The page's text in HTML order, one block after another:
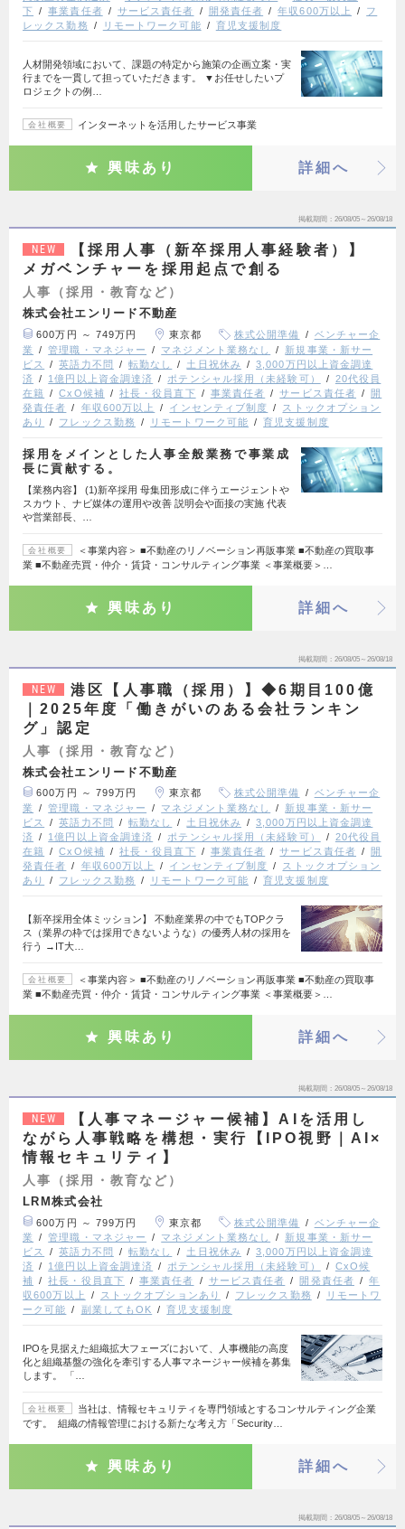
下
事業責任者 サービス責任者 開発責任者 年収600万以上
フ
レックス勤務
リモートワーク可能 育児支援制度
人材開発領域において、課題の特定から施策の企画立案・実
行までを一貫して担っていただきます。 ▼お任せしたいプ
ロジェクトの例…
会社概要 インターネットを活用したサービス事業
興味あり 詳細へ
掲載期間 26/08/05～26/08/18
NEW
【採用人事（新卒採用人事経験者）】
メガベンチャーを採用起点で創る
人事（採用・教育など）
株式会社エンリード不動産
600万円 ～ 749万円 東京都 株式公開準備
ベンチャー企
業
管理職・マネジャー マネジメント業務なし
新規事業・新サー
ビス
英語力不問 転勤なし 土日祝休み
3,000万円以上資金調達
済
1億円以上資金調達済 ポテンシャル採用（未経験可）
20代役員
在籍
CxO候補 社長・役員直下 事業責任者 サービス責任者
開
発責任者
年収600万以上 インセンティブ制度
ストックオプション
あり
フレックス勤務 リモートワーク可能 育児支援制度
採用をメインとした人事全般業務で事業成
長に貢献する。
【業務内容】 (1)新卒採用 母集団形成に伴うエージェントや
スカウト、ナビ媒体の運用や改善 説明会や面接の実施 代表
や営業部長、…
会社概要
＜事業内容＞ ■不動産のリノベーション再販事業 ■不動産の買取事
業 ■不動産売買・仲介・賃貸・コンサルティング事業 ＜事業概要＞…
興味あり 詳細へ
掲載期間 26/08/05～26/08/18
NEW
港区【人事職（採用）】◆6期目100億
｜2025年度「働きがいのある会社ランキン
グ」認定
人事（採用・教育など）
株式会社エンリード不動産
600万円 ～ 799万円 東京都 株式公開準備
ベンチャー企
業
管理職・マネジャー マネジメント業務なし
新規事業・新サー
ビス
英語力不問 転勤なし 土日祝休み
3,000万円以上資金調達
済
1億円以上資金調達済 ポテンシャル採用（未経験可）
20代役員
在籍
CxO候補 社長・役員直下 事業責任者 サービス責任者
開
発責任者
年収600万以上 インセンティブ制度
ストックオプション
あり
フレックス勤務 リモートワーク可能 育児支援制度
【新卒採用全体ミッション】 不動産業界の中でもTOPクラ
ス（業界の枠では採用できないような）の優秀人材の採用を
行う →IT大…
会社概要
＜事業内容＞ ■不動産のリノベーション再販事業 ■不動産の買取事
業 ■不動産売買・仲介・賃貸・コンサルティング事業 ＜事業概要＞…
興味あり 詳細へ
掲載期間 26/08/05～26/08/18
NEW
【人事マネージャー候補】AIを活用し
ながら人事戦略を構想・実行【IPO視野｜AI×
情報セキュリティ】
人事（採用・教育など）
LRM株式会社
600万円 ～ 799万円 東京都 株式公開準備
ベンチャー企
業
管理職・マネジャー マネジメント業務なし
新規事業・新サー
ビス
英語力不問 転勤なし 土日祝休み
3,000万円以上資金調達
済
1億円以上資金調達済 ポテンシャル採用（未経験可）
CxO候
補
社長・役員直下 事業責任者 サービス責任者 開発責任者
年
収600万以上
ストックオプションあり フレックス勤務
リモートワ
ーク可能
副業してもOK 育児支援制度
IPOを見据えた組織拡大フェーズにおいて、人事機能の高度
化と組織基盤の強化を牽引する人事マネージャー候補を募集
します。 「…
会社概要
当社は、情報セキュリティを専門領域とするコンサルティング企業
です。 組織の情報管理における新たな考え方「Security…
興味あり 詳細へ
掲載期間 26/08/05～26/08/18